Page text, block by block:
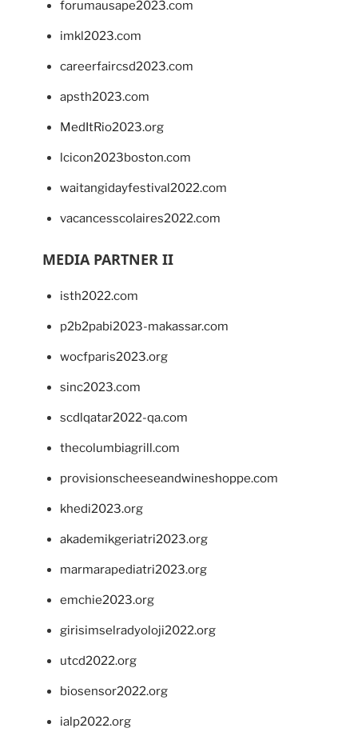
forumausape2023.com
imkl2023.com
careerfaircsd2023.com
apsth2023.com
MedItRio2023.org
lcicon2023boston.com
waitangidayfestival2022.com
vacancesscolaires2022.com
MEDIA PARTNER II
isth2022.com
p2b2pabi2023-makassar.com
wocfparis2023.org
sinc2023.com
scdlqatar2022-qa.com
thecolumbiagrill.com
provisionscheeseandwineshoppe.com
khedi2023.org
akademikgeriatri2023.org
marmarapediatri2023.org
emchie2023.org
girisimselradyoloji2022.org
utcd2022.org
biosensor2022.org
ialp2022.org